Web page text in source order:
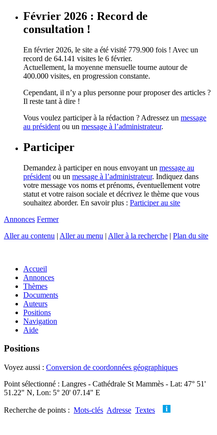
Février 2026 : Record de
consultation !
En février 2026, le site a été visité 779.900 fois ! Avec un
record de 64.141 visites le 6 février.
Actuellement, la moyenne mensuelle tourne autour de
400.000 visites, en progression constante.
Cependant, il n’y a plus personne pour proposer des articles ?
Il reste tant à dire !
Vous voulez participer à la rédaction ? Adressez un message
au président ou un message à l’administrateur.
Participer
Demandez à participer en nous envoyant un message au
président ou un message à l’administrateur. Indiquez dans
votre message vos noms et prénoms, éventuellement votre
statut et votre raison sociale et décrivez le thème que vous
souhaitez aborder. En savoir plus : Participer au site
Annonces Fermer
Aller au contenu | Aller au menu | Aller à la recherche | Plan du site
Accueil
Annonces
Thèmes
Documents
Auteurs
Positions
Navigation
Aide
Positions
Voyez aussi : Conversion de coordonnées géographiques
Point sélectionné : Langres - Cathédrale St Mammès - Lat: 47° 51'
51.22" N, Lon: 5° 20' 07.14" E
Recherche de points : Mots-clés Adresse Textes